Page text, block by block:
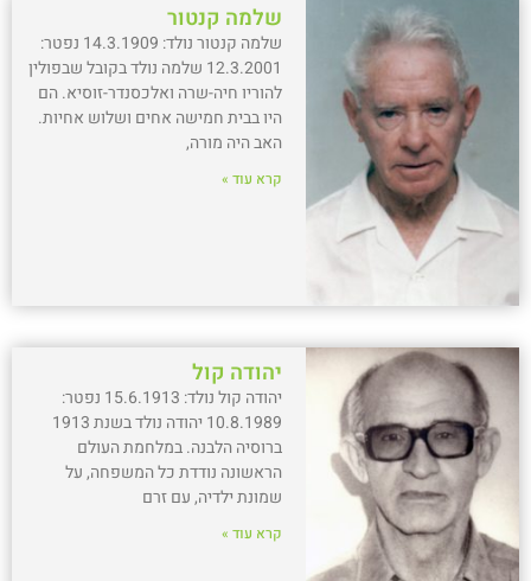
שלמה קנטור
שלמה קנטור נולד: 14.3.1909 נפטר:
12.3.2001 שלמה נולד בקובל שבפולין
להוריו חיה-שרה ואלכסנדר-זוסיא. הם
היו בבית חמישה אחים ושלוש אחיות.
האב היה מורה,
קרא עוד »
יהודה קול
יהודה קול נולד: 15.6.1913 נפטר:
10.8.1989 יהודה נולד בשנת 1913
ברוסיה הלבנה. במלחמת העולם
הראשונה נודדת כל המשפחה, על
שמונת ילדיה, עם זרם
קרא עוד »